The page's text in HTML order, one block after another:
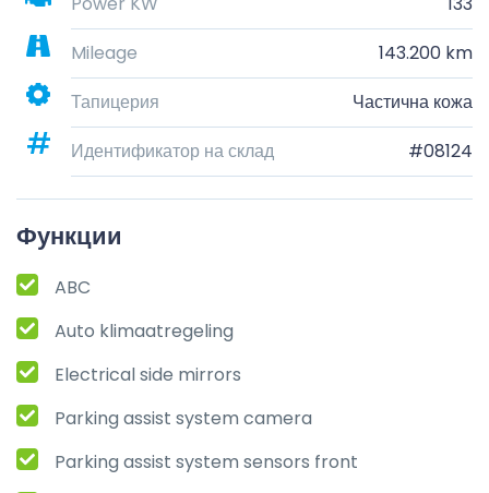
Mileage
143.200 km
Тапицерия
Частична кожа
Идентификатор на склад
#08124
Функции
ABC
Auto klimaatregeling
Electrical side mirrors
Parking assist system camera
Parking assist system sensors front